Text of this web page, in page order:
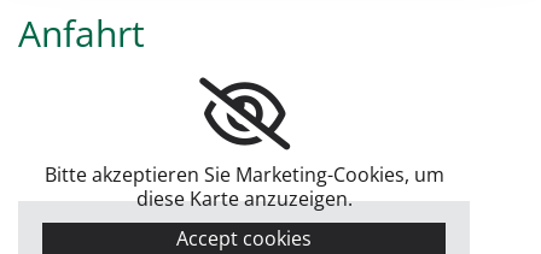
Anfahrt
Bitte akzeptieren Sie Marketing-Cookies, um
diese Karte anzuzeigen.
Accept cookies